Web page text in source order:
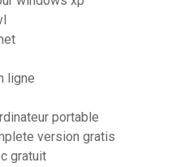
ligne
portable
version gratis
gratuit